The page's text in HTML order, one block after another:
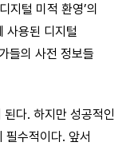
지털 미적 환영’의
사용된 디지털
들의 사전 정보들
다. 하지만 성공적인
필수적이다. 앞서